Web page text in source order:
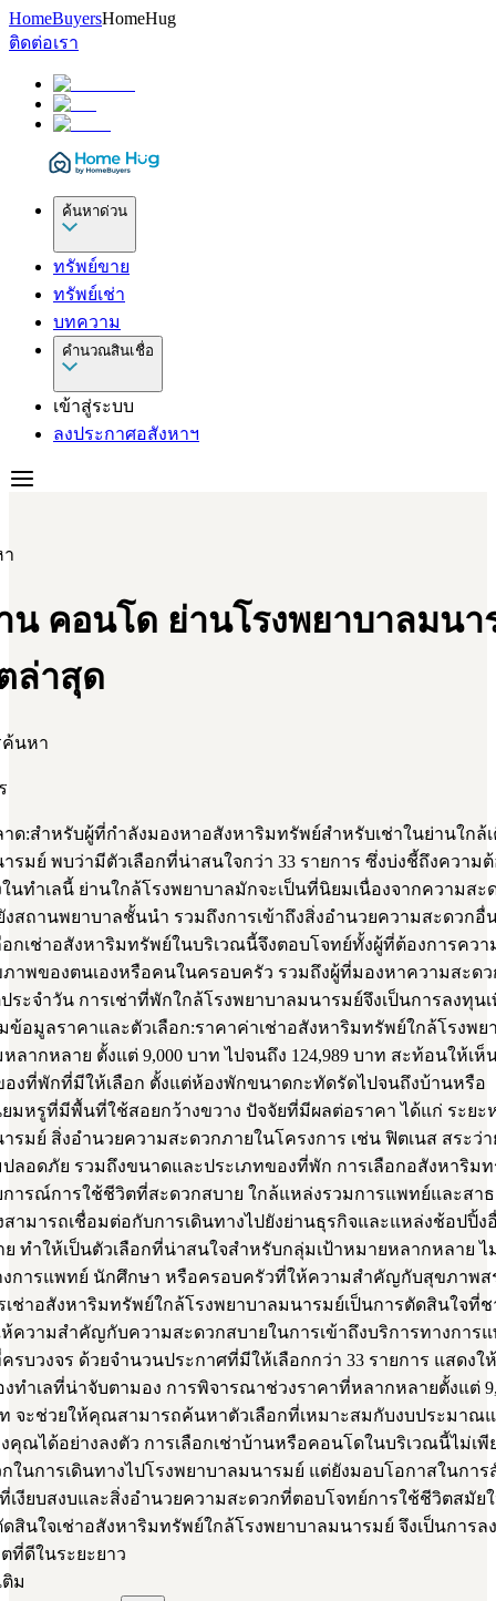
HomeBuyersHomeHug
ติดต่อเรา
ค้นหาด่วน
ทรัพย์ขาย
ทรัพย์เช่า
บทความ
คำนวณสินเชื่อ
เข้าสู่ระบบ
ลงประกาศอสังหาฯ
น คอนโด ย่านโรงพยาบาลมนา
ล่าสุด
นหา
ด:สำหรับผู้ที่กำลังมองหาอสังหาริมทรัพย์สำหรับเช่าในย่านใกล้เ
รมย์ พบว่ามีตัวเลือกที่น่าสนใจกว่า 33 รายการ ซึ่งบ่งชี้ถึงความ
นทำเลนี้ ย่านใกล้โรงพยาบาลมักจะเป็นที่นิยมเนื่องจากความสะ
งสถานพยาบาลชั้นนำ รวมถึงการเข้าถึงสิ่งอำนวยความสะดวกอื่
อกเช่าอสังหาริมทรัพย์ในบริเวณนี้จึงตอบโจทย์ทั้งผู้ที่ต้องการคว
าพของตนเองหรือคนในครอบครัว รวมถึงผู้ที่มองหาความสะด
ระจำวัน การเช่าที่พักใกล้โรงพยาบาลมนารมย์จึงเป็นการลงทุ
ข้อมูลราคาและตัวเลือก:ราคาค่าเช่าอสังหาริมทรัพย์ใกล้โรงพย
ลากหลาย ตั้งแต่ 9,000 บาท ไปจนถึง 124,989 บาท สะท้อนให้เห็
งที่พักที่มีให้เลือก ตั้งแต่ห้องพักขนาดกะทัดรัดไปจนถึงบ้านหรือ
มหรูที่มีพื้นที่ใช้สอยกว้างขวาง ปัจจัยที่มีผลต่อราคา ได้แก่ ระยะ
รมย์ สิ่งอำนวยความสะดวกภายในโครงการ เช่น ฟิตเนส สระว่
ลอดภัย รวมถึงขนาดและประเภทของที่พัก การเลือกอสังหาริม
ารณ์การใช้ชีวิตที่สะดวกสบาย ใกล้แหล่งรวมการแพทย์และส
สามารถเชื่อมต่อกับการเดินทางไปยังย่านธุรกิจและแหล่งช้อปปิ้ง
ย ทำให้เป็นตัวเลือกที่น่าสนใจสำหรับกลุ่มเป้าหมายหลากหลาย ไ
การแพทย์ นักศึกษา หรือครอบครัวที่ให้ความสำคัญกับสุขภาพส
เช่าอสังหาริมทรัพย์ใกล้โรงพยาบาลมนารมย์เป็นการตัดสินใจที่
ความสำคัญกับความสะดวกสบายในการเข้าถึงบริการทางการ
รบวงจร ด้วยจำนวนประกาศที่มีให้เลือกกว่า 33 รายการ แสดงใ
ทำเลที่น่าจับตามอง การพิจารณาช่วงราคาที่หลากหลายตั้งแต่
ท จะช่วยให้คุณสามารถค้นหาตัวเลือกที่เหมาะสมกับงบประมาณ
คุณได้อย่างลงตัว การเลือกเช่าบ้านหรือคอนโดในบริเวณนี้ไม่เพี
ในการเดินทางไปโรงพยาบาลมนารมย์ แต่ยังมอบโอกาสในกา
เงียบสงบและสิ่งอำนวยความสะดวกที่ตอบโจทย์การใช้ชีวิตสมัย
สินใจเช่าอสังหาริมทรัพย์ใกล้โรงพยาบาลมนารมย์ จึงเป็นการล
ดีในระยะยาว
ติม